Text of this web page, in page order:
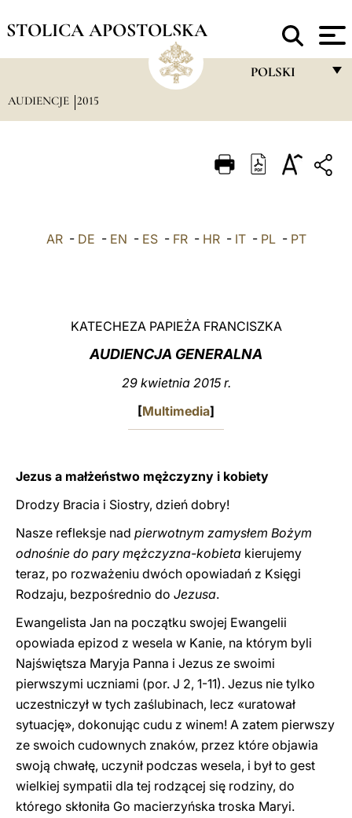
STOLICA APOSTOLSKA
POLSKI
ITALIANO
中文
AUDIENCJE 2015
AR- DE - EN - ES- FR- HR- IT- PL- PT
KATECHEZA PAPIEŻA FRANCISZKA
AUDIENCJA GENERALNA
29 kwietnia 2015 r.
[Multimedia]
Jezus a małżeństwo mężczyzny i kobiety
Drodzy Bracia i Siostry, dzień dobry!
Nasze refleksje nad pierwotnym zamysłem Bożym
odnośnie do pary mężczyzna-kobieta kierujemy
teraz, po rozważeniu dwóch opowiadań z Księgi
Rodzaju, bezpośrednio do Jezusa.
Ewangelista Jan na początku swojej Ewangelii
opowiada epizod z wesela w Kanie, na którym byli
Najświętsza Maryja Panna i Jezus ze swoimi
pierwszymi uczniami (por. J 2, 1-11). Jezus nie tylko
uczestniczył w tych zaślubinach, lecz «uratował
sytuację», dokonując cudu z winem! A zatem pierwszy
ze swoich cudownych znaków, przez które objawia
swoją chwałę, uczynił podczas wesela, i był to gest
wielkiej sympatii dla tej rodzącej się rodziny, do
którego skłoniła Go macierzyńska troska Maryi.